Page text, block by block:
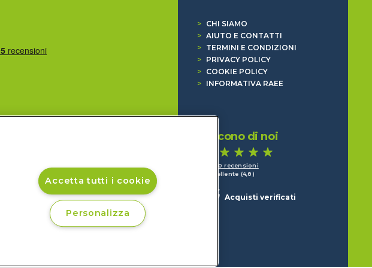
>
CHI SIAMO
> AIUTO E CONTATTI
>
TERMINI E CONDIZIONI
>
PRIVACY POLICY
>
COOKIE POLICY
>
INFORMATIVA RAEE
Dicono di noi
1.640 recensioni
Eccellente (4,8)
Acquisti verificati
Accetta tutti i cookie
Personalizza